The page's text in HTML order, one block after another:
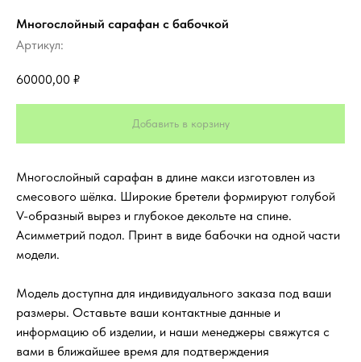
Многослойный сарафан с бабочкой
Артикул:
60000,00 ₽
Добавить в корзину
Многослойный сарафан в длине макси изготовлен из
смесового шёлка. Широкие бретели формируют голубой
V-образный вырез и глубокое декольте на спине.
Асимметрий подол. Принт в виде бабочки на одной части
модели.
Модель доступна для индивидуального заказа под ваши
размеры. Оставьте ваши контактные данные и
информацию об изделии, и наши менеджеры свяжутся с
вами в ближайшее время для подтверждения